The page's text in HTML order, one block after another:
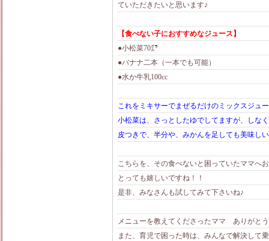
ていただきたいと思います♪
【食べない子におすすめなジュース】
●小松菜70㌘
●バナナ二本（一本でも可能）
●水か牛乳100cc
これをミキサーでまぜるだけのミックスジュ
小松菜は、さっとしたゆでしてますが、しな
皮つきで、半分や、みかんを足しても美味し
こちらを、その食べないと困っていたママへ
とっても嬉しいですね！！
是非、みなさんも試してみて下さいね♪
メニューを教えてくださったママ ありがと
また、育児で困った時は、みんなで解決して